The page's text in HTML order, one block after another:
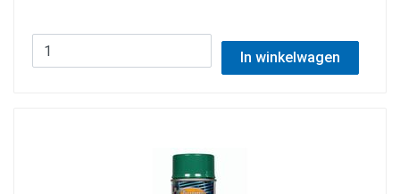
In winkelwagen